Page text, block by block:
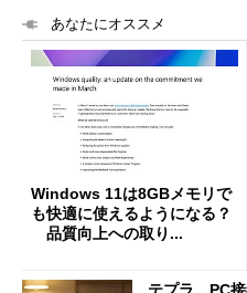
あなたにオススメ
Windows 11は8GBメモリで
も快適に使えるようになる？
品質向上への取り...